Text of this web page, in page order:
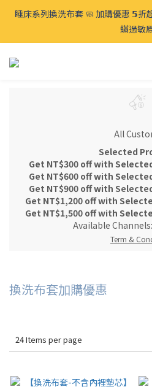
⍋ 毛孩宅家生活節 🛋️ 太熱免出門
贈 🉐️寵物
睡床系列換洗布套 🧼 加購優惠 𝟱折
蟎過敏
⍋ 毛孩宅家生活節 🛋️ 太熱免出門
All
Selected
Get NT$300 off with
Get NT$600 off with
Get NT$900 off with
Get NT$1,200 off with
Get NT$1,500 off with
Available Channels:
Term &
換洗布套加購優惠
24 Items per page